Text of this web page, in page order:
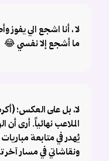
لا ، أنا اشجع الي
ما أشجع إلا نفسي 😂
لا، بل على العكس؛
الملاعب نهائياً. أرى
يُهدر في متابعة
ونقاشاتي في مسار آخر